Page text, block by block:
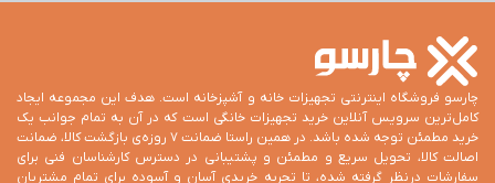
چارسو فروشگاه اینترنتی تجهیزات خانه و آشپزخانه است. هدف این مجموعه ایجاد
کامل‌ترین سرویس آنلاین خرید تجهیزات خانگی است که در آن به تمام جوانب یک
خرید مطمئن توجه شده باشد. در همین راستا ضمانت 7 روزه‌ی بازگشت کالا، ضمانت
اصالت کالا، تحویل سریع و مطمئن و پشتیبانی در دسترس کارشناسان فنی برای
سفارشات درنظر گرفته شده، تا تجربه خریدی آسان و آسوده برای تمام مشتریان